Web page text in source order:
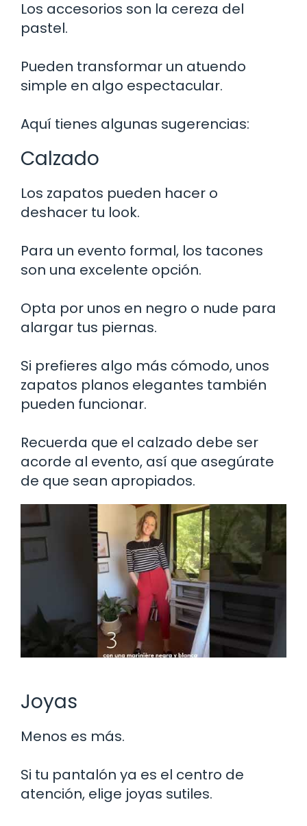
Los accesorios son la cereza del
pastel.
Pueden transformar un atuendo
simple en algo espectacular.
Aquí tienes algunas sugerencias:
Calzado
Los zapatos pueden hacer o
deshacer tu look.
Para un evento formal, los tacones
son una excelente opción.
Opta por unos en negro o nude para
alargar tus piernas.
Si prefieres algo más cómodo, unos
zapatos planos elegantes también
pueden funcionar.
Recuerda que el calzado debe ser
acorde al evento, así que asegúrate
de que sean apropiados.
Joyas
Menos es más.
Si tu pantalón ya es el centro de
atención, elige joyas sutiles.